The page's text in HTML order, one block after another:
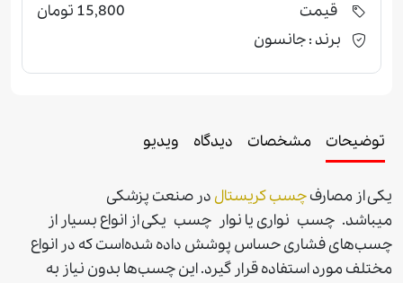
قیمت
15,800 تومان
برند :جانسون
توضیحات مشخصات دیدگاه ویدیو
یکی از مصارفچسب كریستال در صنعت پزشکی
میباشد. چسب نواری یا نوار چسب یکی از انواع بسیار از
چسب‌های فشاری حساس پوشش داده شده‌است که در انواع
مختلف مورد استفاده قرار گیرد. این چسب‌ها بدون نیاز به